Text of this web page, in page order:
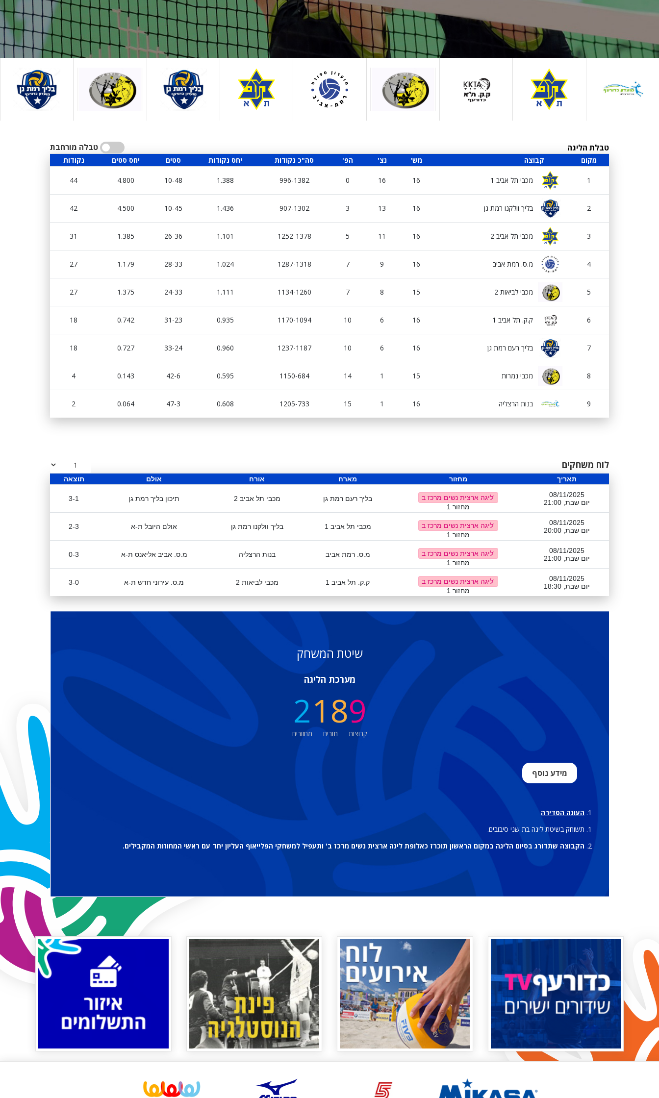
טבלה מורחבת טבלת הליגה
נקודות יחס סטים סטים יחס נקודות סה"כ נקודות 'הפ 'נצ 'מש קבוצה מקום
44 4.800 10-48 1.388 996-1382 0 16 16 מכבי תל אביב 1 1
42 4.500 10-45 1.436 907-1302 3 13 16 בליך וולקנו רמת גן 2
31 1.385 26-36 1.101 1252-1378 5 11 16 מכבי תל אביב 2 3
27 1.179 28-33 1.024 1287-1318 7 9 16 מ.ס. רמת אביב 4
27 1.375 24-33 1.111 1134-1260 7 8 15 מכבי לביאות 2 5
18 0.742 31-23 0.935 1170-1094 10 6 16 ק.ק. תל אביב 1 6
18 0.727 33-24 0.960 1237-1187 10 6 16 בליך רעם רמת גן 7
4 0.143 42-6 0.595 1150-684 14 1 15 מכבי נמרות 8
2 0.064 47-3 0.608 1205-733 15 1 16 בנות הרצליה 9
לוח משחקים
תוצאה אולם אורח מארח מחזור תאריך
3-1 תיכון בליך רמת גן מכבי תל אביב 2 בליך רעם רמת גן
ליגה ארצית נשים מרכז ב'
מחזור 1
08/11/2025
יום שבת, 21:00
2-3 אולם היובל ת-א בליך וולקנו רמת גן מכבי תל אביב 1
ליגה ארצית נשים מרכז ב'
מחזור 1
08/11/2025
יום שבת, 20:00
0-3 מ.ס. אביב אליאנס ת-א בנות הרצליה מ.ס. רמת אביב
ליגה ארצית נשים מרכז ב'
מחזור 1
08/11/2025
יום שבת, 21:00
3-0 מ.ס. עירוני חדש ת-א מכבי לביאות 2 ק.ק. תל אביב 1
ליגה ארצית נשים מרכז ב'
מחזור 1
08/11/2025
יום שבת, 18:30
שיטת המשחק
מערכת הליגה
2
מחזורים
18
תורים
9
קבוצות
מידע נוסף
העונה הסדירה
תשוחק בשיטת ליגה בת שני סיבובים.
הקבוצה שתדורג בסיום הליגה במקום הראשון תוכרז כאלופת ליגה ארצית נשים מרכז ב' ותעפיל למשחקי הפלייאוף העליון יחד עם ראשי המחוזות המקבילים.